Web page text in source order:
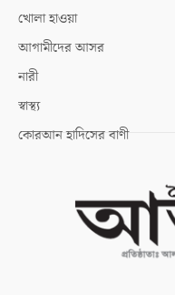
খোলা হাওয়া
আগামীদের আসর
নারী
স্বাস্থ্য
কোরআন হাদিসের বাণী